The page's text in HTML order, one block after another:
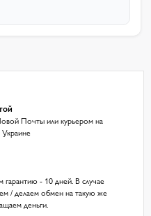
Почты или курьером на
- 10 дней. В случае
/ делаем обмен на такую же
деньги.